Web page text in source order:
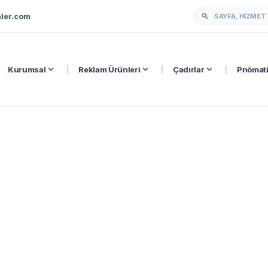
search
Kurumsal expand_more Reklam Ürünleri expand_more Çadırlarexpand_more